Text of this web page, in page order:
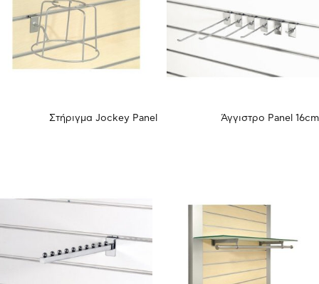
Στήριγμα Jockey Panel Άγγιστρο Panel 16cm